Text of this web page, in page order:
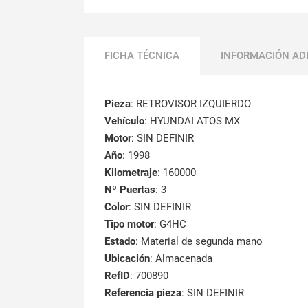
FICHA TÉCNICA INFORMACIÓN
Pieza: RETROVISOR IZQUIERDO
Vehículo: HYUNDAI ATOS MX
Motor: SIN DEFINIR
Año: 1998
Kilometraje: 160000
Nº Puertas: 3
Color: SIN DEFINIR
Tipo motor: G4HC
Estado: Material de segunda mano
Ubicación: Almacenada
RefID: 700890
Referencia pieza: SIN DEFINIR